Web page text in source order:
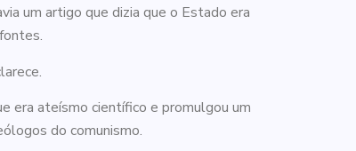
um artigo que dizia que o Estado era
era ateísmo científico e promulgou um
do comunismo.